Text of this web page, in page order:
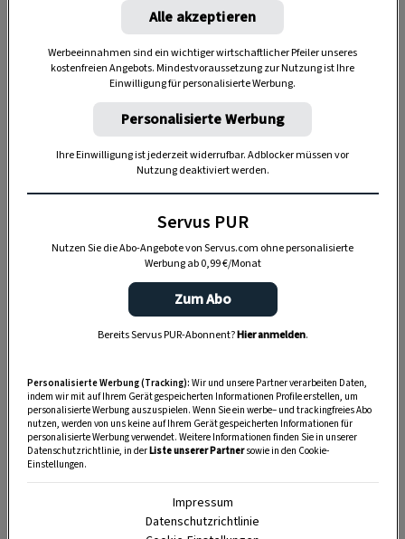
Was eine Schürze kann und soll
Die Dirndlmasche verrät’s
Wussten Sie, dass Sie mit Hilfe Ihrer
Schürzenmasche Zeichen senden können? Wie
das geht? Ganz einfach!
„Servus Garten“ auf WhatsApp
Nutzen Sie WhatsApp auf Ihrem Handy und lieben es, auf
dem Balkon, der Terrasse oder im Garten zu werkeln? In
Alle akzeptieren
Werbeeinnahmen sind ein wichtiger wirtschaftlicher Pfeiler unseres
kostenfreien Angebots. Mindestvoraussetzung zur Nutzung ist Ihre
Einwilligung für personalisierte Werbung.
Personalisierte Werbung
Ihre Einwilligung ist jederzeit widerrufbar. Adblocker müssen vor
Nutzung deaktiviert werden.
Servus PUR
Nutzen Sie die Abo-Angebote von Servus.com ohne personalisierte
Werbung ab 0,99 €/Monat
Zum Abo
Bereits Servus PUR-Abonnent?Hier anmelden.
Personalisierte Werbung (Tracking): Wir und unsere Partner verarbeiten Daten,
indem wir mit auf Ihrem Gerät gespeicherten Informationen Profile erstellen, um
personalisierte Werbung auszuspielen. Wenn Sie ein werbe– und trackingfreies Abo
nutzen, werden von uns keine auf Ihrem Gerät gespeicherten Informationen für
personalisierte Werbung verwendet. Weitere Informationen finden Sie in unserer
Datenschutzrichtlinie, in derListe unserer Partnersowie in den Cookie-
Einstellungen.
Impressum
Datenschutzrichtlinie